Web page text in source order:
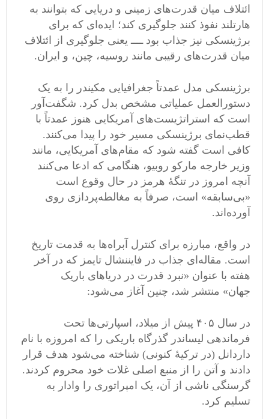
ائتلاف میان قدرت‌های زمینی و دریایی که بتوانند به
هارتلند نفوذ کنند جلوگیری کند؛ ایده‌ای که برای
برژینسکی نیز جذاب بود ــــ یعنی جلوگیری از ائتلاف
میان قدرت‌های رقیبی مانند روسیه، چین، و ایران.
برژینسکی مدل عمدتاً جغرافیایی مکیندر را به یک
دستورالعمل عملیاتی مشخص بدل کرد. شگفت‌آور
است که استراتژیست‌های آمریکایی هنوز عمدتاً با
قطب‌نمای برژینسکی مسیر خود را پیدا می‌کنند.
کافی است گفته شود که مقام‌های آمریکایی، مانند
وزیر خارجه مارکو روبیو، هنگامی که ادعا می‌کنند
آنچه امروز در تنگهٔ هرمز در حال وقوع است
«بی‌سابقه» است، صرفاً به مغالطه‌پردازی روی
آورده‌اند.
در واقع، مبارزه برای کنترل آبراه‌ها به قدمت تاریخ
است. مقاله‌ای جذاب در فایننشال تایمز که در آخر
هفته با عنوان «نبرد قدرت در دریاهای باریک
جهان» منتشر شد، چنین آغاز می‌شود:
در سال ۴۰۵ پیش از میلاد، اسپارتی‌ها تحت
فرماندهی لیساندر گذرگاه باریکی را که امروزه با نام
داردانل (در ترکیهٔ کنونی) شناخته می‌شود هدف قرار
دادند و آتن را از منبع اصلی غلات خود محروم کردند.
گرسنگی ناشی از آن، یک امپراتوری را وادار به
تسلیم کرد.